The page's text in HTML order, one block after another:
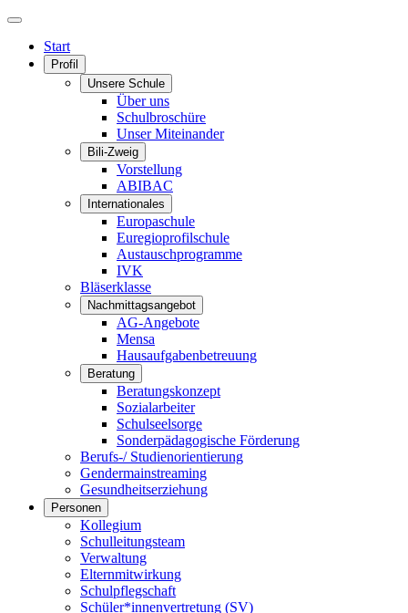
Start
Profil
Unsere Schule
Über uns
Schulbroschüre
Unser Miteinander
Bili-Zweig
Vorstellung
ABIBAC
Internationales
Europaschule
Euregioprofilschule
Austauschprogramme
IVK
Bläserklasse
Nachmittagsangebot
AG-Angebote
Mensa
Hausaufgabenbetreuung
Beratung
Beratungskonzept
Sozialarbeiter
Schulseelsorge
Sonderpädagogische Förderung
Berufs-/ Studienorientierung
Gendermainstreaming
Gesundheitserziehung
Personen
Kollegium
Schulleitungsteam
Verwaltung
Elternmitwirkung
Schulpflegschaft
Schüler*innenvertretung (SV)